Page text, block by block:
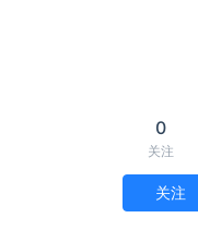
0
关注
关注